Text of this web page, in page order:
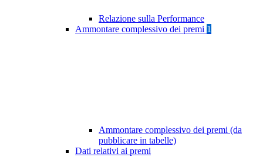
Relazione sulla Performance
Ammontare complessivo dei premi 1
Ammontare complessivo dei premi (da
pubblicare in tabelle)
Dati relativi ai premi